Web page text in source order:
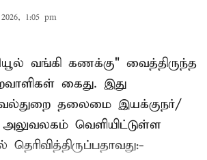
1:05 pm
வங்கி கணக்கு" வைத்திருந்த
கைது. இது
தலைமை இயக்குநர்/
வெளியிட்டுள்ள
தெரிவித்திருப்பதாவது:-